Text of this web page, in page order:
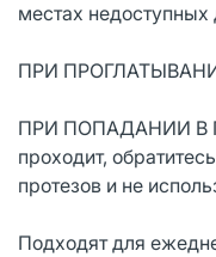
местах недоступных
ПРИ
ПРИ ПОПАДАНИИ В
проходит,
протезов и не
Подходят для